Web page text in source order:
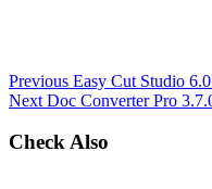
Previous Easy Cut Studio
Next Doc Converter Pro
Check Also